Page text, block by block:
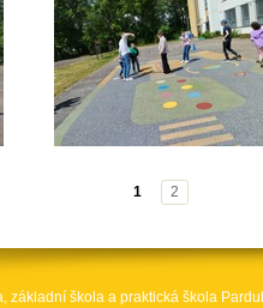
1 2
základní škola a praktická škola